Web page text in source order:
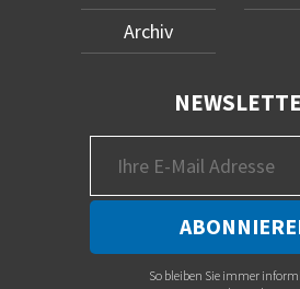
Archiv
So bleiben Sie immer